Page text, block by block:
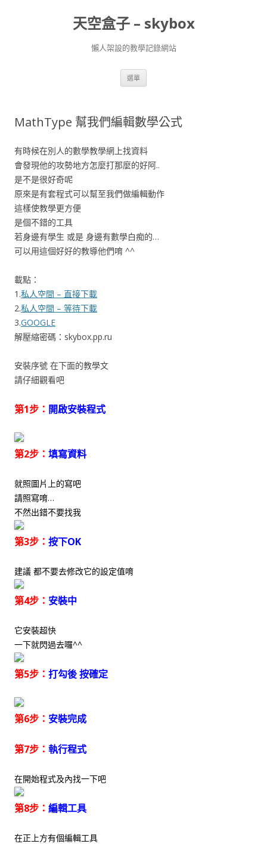
天空盒子 – skybox
懶人架設的教學記錄網站
選單
容
MathType 幫我們編輯數學公式
有時候在別人的數學教學網上找資料
會發現他的攻勢地方怎麼打那麼的好阿..
是不是很好奇呢
原來是有套程式可以幫至我們做編輯動作
這樣使教學更方便
是個不錯的工具
若身邊有學生 或是 身邊有數學白痴的…
可以用這個好好的教導他們唷 ^^
載點：
1.私人空間 – 直接下載
2.私人空間 – 等待下載
3.GOOGLE
解壓縮密碼：skybox.pp.ru
安裝序號 在下面的教學文
請仔細觀看吧
第1步： 開啟安裝程式
第2步： 填寫資料
就照圖片上的寫吧
請照寫唷…
不然出錯不要找我
第3步： 按下OK
建議 都不要去修改它的設定值唷
第4步： 安裝中
它安裝超快
一下就閃過去囉^^
第5步： 打勾後 按確定
第6步： 安裝完成
第7步： 執行程式
在開始程式及內找一下吧
第8步： 編輯工具
在正上方有個編輯工具